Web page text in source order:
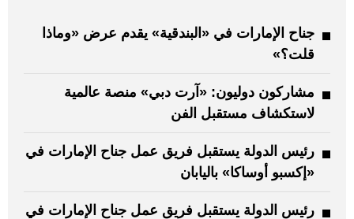
جناح الإمارات في «البندقية» يقدم عرض «وماذا
قلت؟»
مشاركون دوليون: «آرت دبي» منصة عالمية
لاستكشاف مستقبل الفن
رئيس الدولة يستقبل فريق عمل جناح الإمارات في
«إكسبو أوساكا» باليابان
رئيس الدولة يستقبل فريق عمل جناح الإمارات في